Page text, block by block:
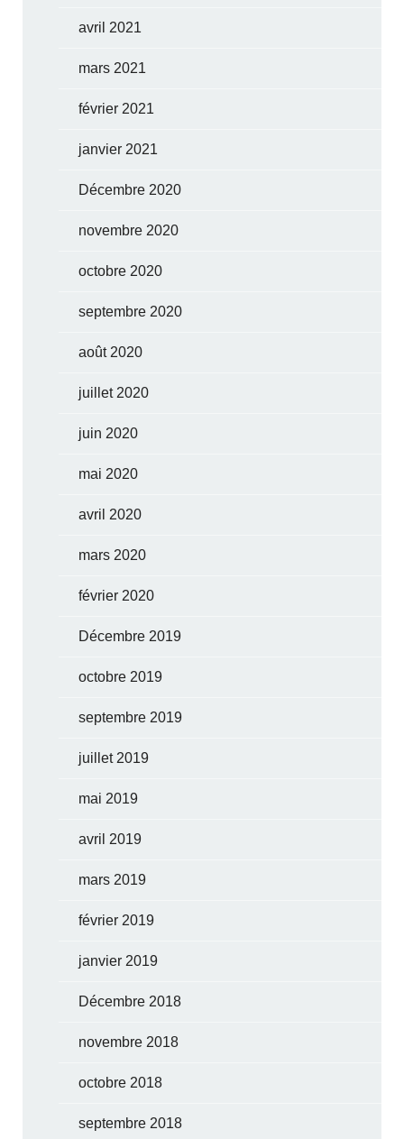
avril 2021
mars 2021
février 2021
janvier 2021
Décembre 2020
novembre 2020
octobre 2020
septembre 2020
août 2020
juillet 2020
juin 2020
mai 2020
avril 2020
mars 2020
février 2020
Décembre 2019
octobre 2019
septembre 2019
juillet 2019
mai 2019
avril 2019
mars 2019
février 2019
janvier 2019
Décembre 2018
novembre 2018
octobre 2018
septembre 2018